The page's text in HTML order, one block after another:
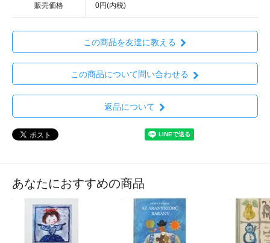
販売価格 0円(内税)
この商品を友達に教える
この商品について問い合わせる
返品について
あなたにおすすめの商品